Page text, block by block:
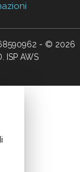
- © 2026
ISP AWS